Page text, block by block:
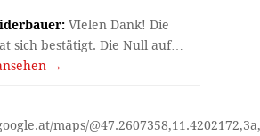
VIelen Dank! Die
sich bestätigt. Die Null auf…
→
maps/